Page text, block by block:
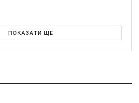
ПОКАЗАТИ ЩЕ